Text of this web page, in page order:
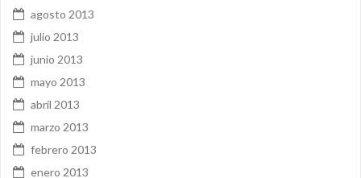
agosto 2013
julio 2013
junio 2013
mayo 2013
abril 2013
marzo 2013
febrero 2013
enero 2013